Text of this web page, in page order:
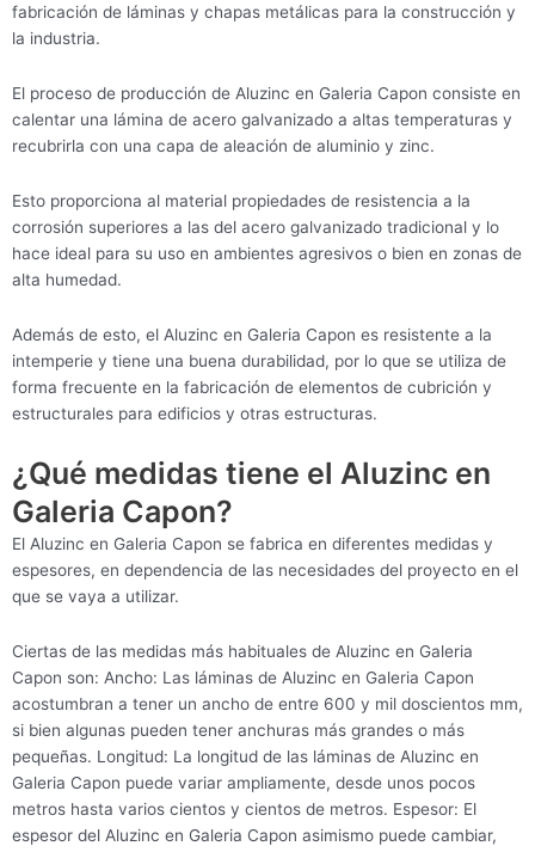
fabricación de láminas y chapas metálicas para la construcción y
la industria.
El proceso de producción de Aluzinc en Galeria Capon consiste en
calentar una lámina de acero galvanizado a altas temperaturas y
recubrirla con una capa de aleación de aluminio y zinc.
Esto proporciona al material propiedades de resistencia a la
corrosión superiores a las del acero galvanizado tradicional y lo
hace ideal para su uso en ambientes agresivos o bien en zonas de
alta humedad.
Además de esto, el Aluzinc en Galeria Capon es resistente a la
intemperie y tiene una buena durabilidad, por lo que se utiliza de
forma frecuente en la fabricación de elementos de cubrición y
estructurales para edificios y otras estructuras.
¿Qué medidas tiene el Aluzinc en
Galeria Capon?
El Aluzinc en Galeria Capon se fabrica en diferentes medidas y
espesores, en dependencia de las necesidades del proyecto en el
que se vaya a utilizar.
Ciertas de las medidas más habituales de Aluzinc en Galeria
Capon son: Ancho: Las láminas de Aluzinc en Galeria Capon
acostumbran a tener un ancho de entre 600 y mil doscientos mm,
si bien algunas pueden tener anchuras más grandes o más
pequeñas. Longitud: La longitud de las láminas de Aluzinc en
Galeria Capon puede variar ampliamente, desde unos pocos
metros hasta varios cientos y cientos de metros. Espesor: El
espesor del Aluzinc en Galeria Capon asimismo puede cambiar,